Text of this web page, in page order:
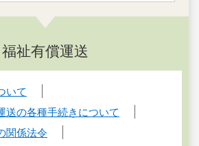
福祉有償運送
いて
送の各種手続きについて
関係法令